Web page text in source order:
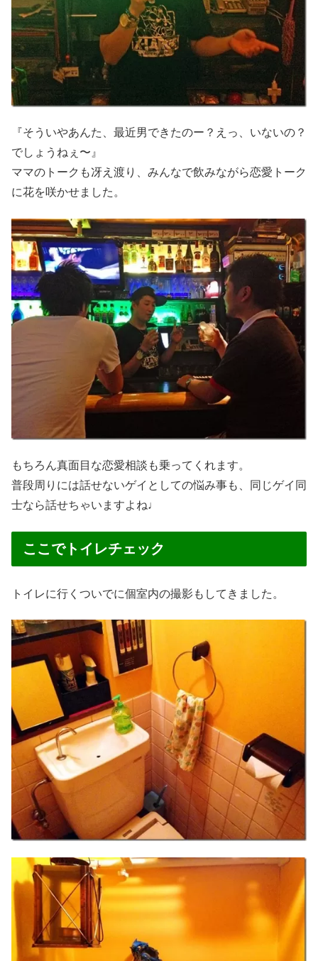
『そういやあんた、最近男できたのー？えっ、いないの？
でしょうねぇ〜』
ママのトークも冴え渡り、みんなで飲みながら恋愛トーク
に花を咲かせました。
もちろん真面目な恋愛相談も乗ってくれます。
普段周りには話せないゲイとしての悩み事も、同じゲイ同
士なら話せちゃいますよね♩
ここでトイレチェック
トイレに行くついでに個室内の撮影もしてきました。